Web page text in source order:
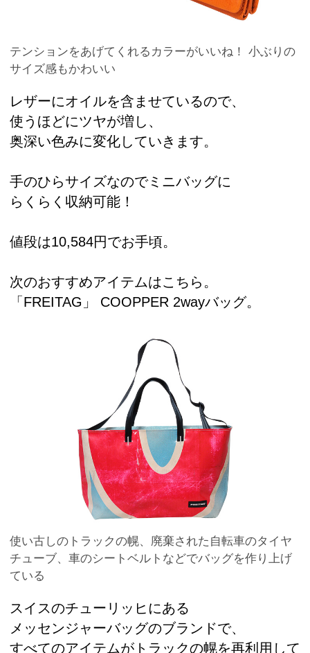
テンションをあげてくれるカラーがいいね！ 小ぶりの
サイズ感もかわいい
レザーにオイルを含ませているので、
使うほどにツヤが増し、
奥深い色みに変化していきます。
手のひらサイズなのでミニバッグに
らくらく収納可能！
値段は10,584円でお手頃。
次のおすすめアイテムはこちら。
「FREITAG」 COOPPER 2wayバッグ。
使い古しのトラックの幌、廃棄された自転車のタイヤ
チューブ、車のシートベルトなどでバッグを作り上げ
ている
スイスのチューリッヒにある
メッセンジャーバッグのブランドで、
すべてのアイテムがトラックの幌を再利用して